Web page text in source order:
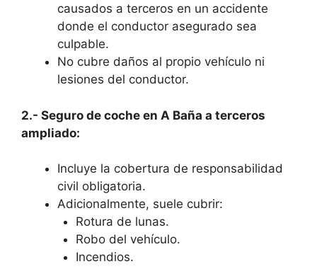
causados a terceros en un accidente
donde el conductor asegurado sea
culpable.
No cubre daños al propio vehículo ni
lesiones del conductor.
2.- Seguro de coche en A Baña a terceros
ampliado:
Incluye la cobertura de responsabilidad
civil obligatoria.
Adicionalmente, suele cubrir:
Rotura de lunas.
Robo del vehículo.
Incendios.